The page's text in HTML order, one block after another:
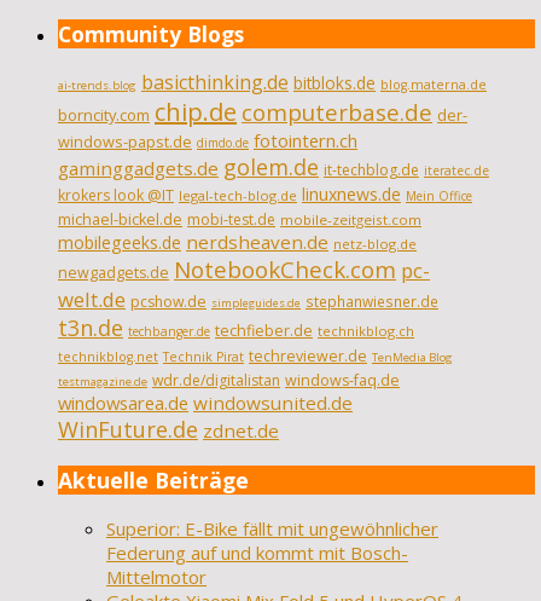
Community Blogs
ai-trends.blog basicthinking.de bitbloks.de blog.materna.de
borncity.com chip.de computerbase.de der-
windows-papst.de dimdo.de fotointern.ch
gaminggadgets.de golem.de it-techblog.de iteratec.de
krokers look @IT legal-tech-blog.de linuxnews.de Mein Office
michael-bickel.de mobi-test.de mobile-zeitgeist.com
mobilegeeks.de nerdsheaven.de netz-blog.de
newgadgets.de NotebookCheck.com pc-
welt.de pcshow.de simpleguides.de stephanwiesner.de
t3n.de techbanger.de techfieber.de technikblog.ch
technikblog.net Technik Pirat techreviewer.de TenMedia Blog
testmagazine.de wdr.de/digitalistan windows-faq.de
windowsarea.de windowsunited.de
WinFuture.de zdnet.de
Aktuelle Beiträge
Superior: E-Bike fällt mit ungewöhnlicher
Federung auf und kommt mit Bosch-
Mittelmotor